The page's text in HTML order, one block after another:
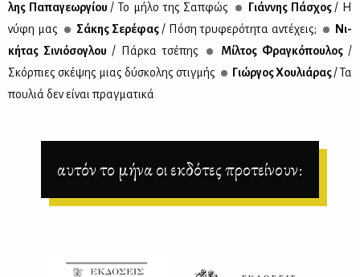
λης Πα­πα­γε­ωρ­γί­ου/ Το μή­λο της Σαπ­φώς Γιάν­νης Πά­σχος/ Η
νύ­φη μας
Σά­κης Σε­ρέ­φας/ Πό­ση τρυ­φε­ρό­τη­τα αντέ­χεις;
Νι­
κή­τας Σι­νιό­σο­γλου / Πάρ­κα τσέ­πης Μίλ­τος Φρα­γκό­που­λος /
Σκόρ­πιες σκέ­ψης μιας δύ­σκο­λης στιγ­μής
Γιώρ­γος Χου­λιά­ρας/ Τα
που­λιά δεν εί­ναι πραγ­μα­τι­κά
αυτόν το μήνα οι εκδότες προτείνουν: